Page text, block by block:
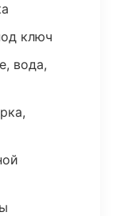
ключ
вода,